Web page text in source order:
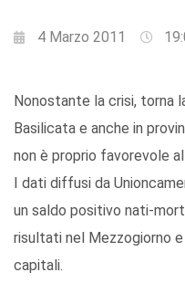
4 Marzo 2011
Nonostante la crisi, torna
Basilicata e anche in
non è proprio favorevole
I dati diffusi da
un saldo positivo nati-
risultati nel Mezzogiorno
capitali.